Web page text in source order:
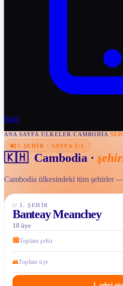
İndir
ANA SAYFA/ULKELER/CAMBODIA/
25 ŞEHIR · SAYFA 1/1
🇰🇭 Cambodia ·
Cambodia ülkesindeki tüm şehirler —
// 1. ŞEHIR
Banteay Meanchey
10 üye
🏙Toplam şehir
👥Toplam üye